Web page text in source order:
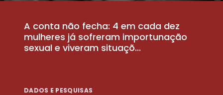
A conta não fecha: 4 em cada dez
mulheres já sofreram importunação
sexual e viveram situaçõ...
DADOS E PESQUISAS